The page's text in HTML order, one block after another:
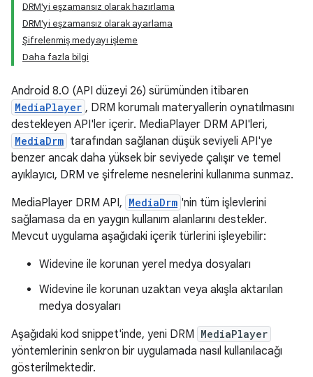
DRM'yi eşzamansız olarak hazırlama
DRM'yi eşzamansız olarak ayarlama
Şifrelenmiş medyayı işleme
Daha fazla bilgi
Android 8.0 (API düzeyi 26) sürümünden itibaren
MediaPlayer , DRM korumalı materyallerin oynatılmasını
destekleyen API'ler içerir. MediaPlayer DRM API'leri,
MediaDrm tarafından sağlanan düşük seviyeli API'ye
benzer ancak daha yüksek bir seviyede çalışır ve temel
ayıklayıcı, DRM ve şifreleme nesnelerini kullanıma sunmaz.
MediaPlayer DRM API, MediaDrm 'nin tüm işlevlerini
sağlamasa da en yaygın kullanım alanlarını destekler.
Mevcut uygulama aşağıdaki içerik türlerini işleyebilir:
Widevine ile korunan yerel medya dosyaları
Widevine ile korunan uzaktan veya akışla aktarılan
medya dosyaları
Aşağıdaki kod snippet'inde, yeni DRM MediaPlayer
yöntemlerinin senkron bir uygulamada nasıl kullanılacağı
gösterilmektedir.